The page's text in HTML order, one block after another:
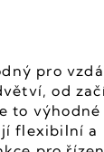
pro
od
to
flexibilní a